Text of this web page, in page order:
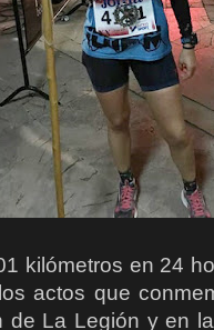
kilómetros en 24
actos que
de La Legión y en